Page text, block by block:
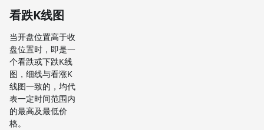
看跌K线图
当开盘位置高于收
盘位置时，即是一
个看跌或下跌K线
图，细线与看涨K
线图一致的，均代
表一定时间范围内
的最高及最低价
格。